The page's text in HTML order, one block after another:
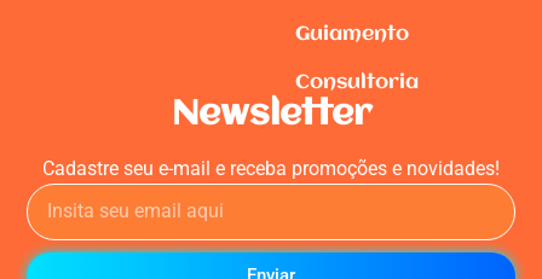
Guiamento
Consultoria
Newsletter
Cadastre seu e-mail e receba promoções e novidades!